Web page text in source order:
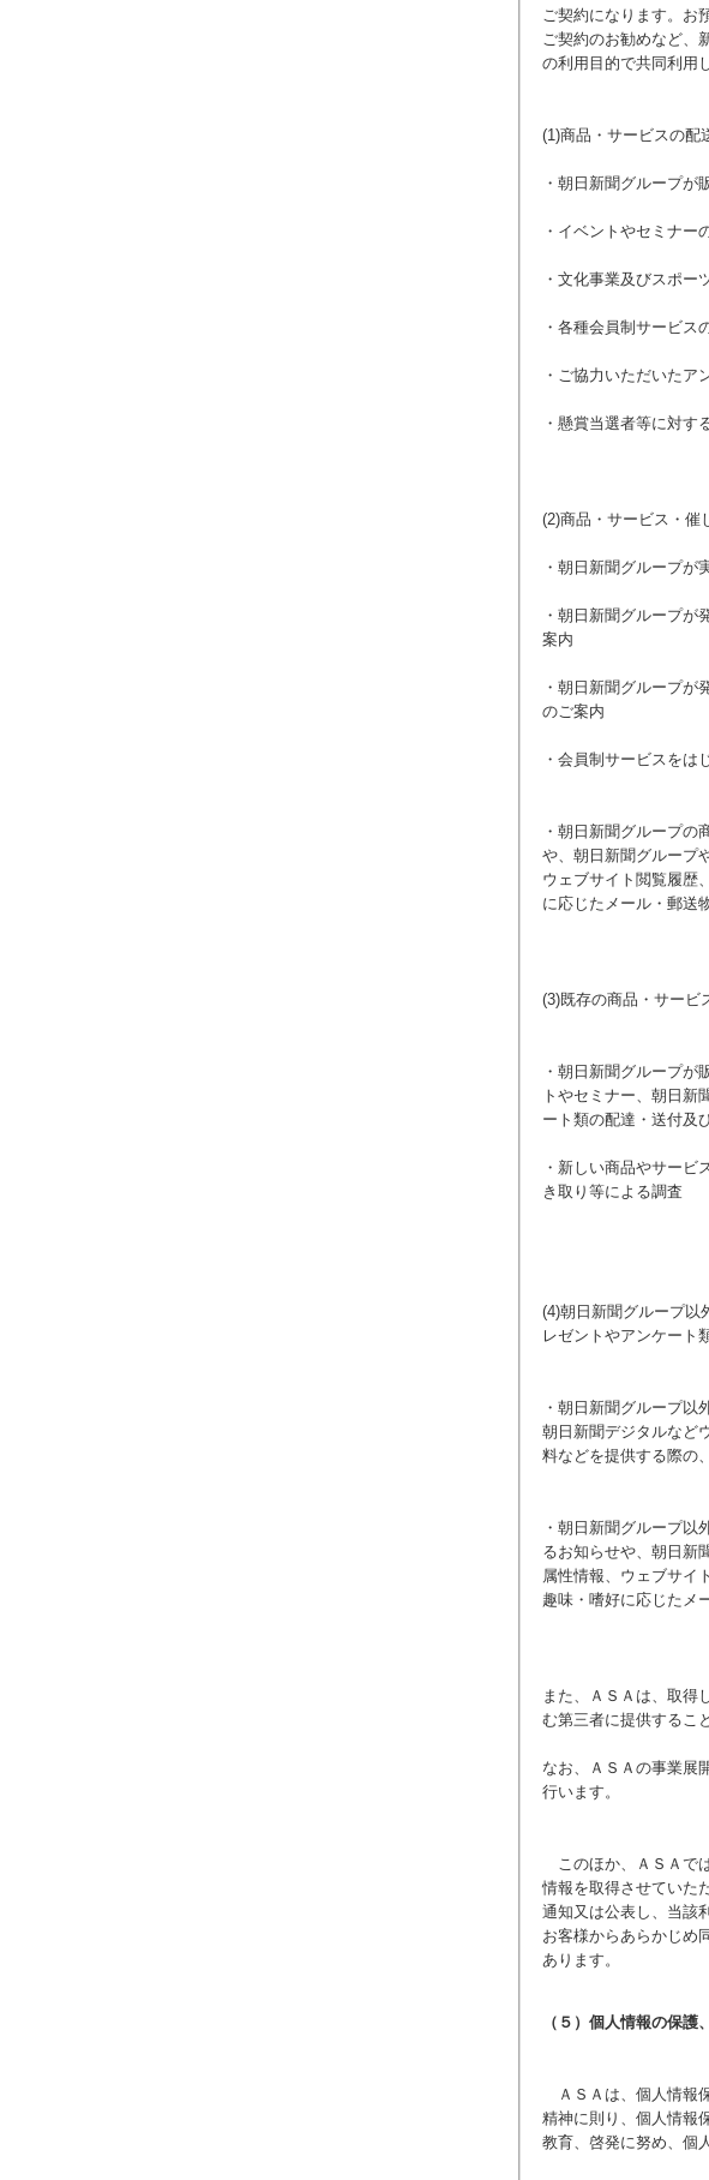
ご契約になります。お
ご契約のお勧めなど、
の利用目的で共同利用
(1)商品・サービスの配
・朝日新聞グループが
・イベントやセミナー
・文化事業及びスポー
・各種会員制サービス
・ご協力いただいたア
・懸賞当選者等に対す
(2)商品・サービス・催
・朝日新聞グループが
・朝日新聞グループ
案内
・朝日新聞グループ
のご案内
・会員制サービスをは
・朝日新聞グループ
や、朝日新聞グループ
ウェブサイト閲覧履歴
に応じたメール・郵送
(3)既存の商品・サービ
・朝日新聞グループが
トやセミナー、朝日新
ート類の配達・送付及
・新しい商品やサービ
き取り等による調査
(4)朝日新聞グループ以
レゼントやアンケート
・朝日新聞グループ
朝日新聞デジタルなど
料などを提供する際の
・朝日新聞グループ以
るお知らせや、朝日新
属性情報、ウェブサイ
趣味・嗜好に応じたメ
また、ＡＳＡは、取得
む第三者に提供するこ
なお、ＡＳＡの事業展
行います。
このほか、ＡＳＡで
情報を取得させていた
通知又は公表し、当該
お客様からあらかじめ
あります。
（５） 個人情報の保護
ＡＳＡは、個人情報
精神に則り、個人情報
教育、啓発に努め、個